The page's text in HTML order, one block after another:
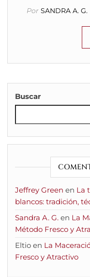
Por SANDRA A. G.
Buscar
Jeffrey Green en La
blancos: tradición,
Sandra A. G. en La
Método Fresco y
Eltio en La
Fresco y Atractivo